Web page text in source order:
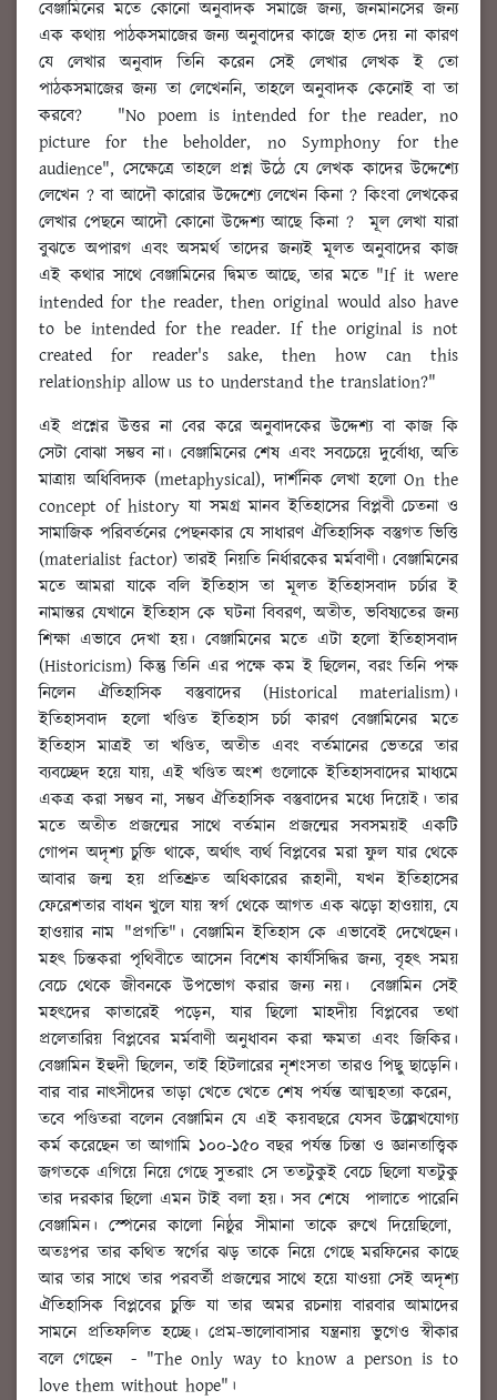
বেঞ্জামিনের মতে কোনো অনুবাদক সমাজে জন্য, জনমানসের জন্য
এক কথায় পাঠকসমাজের জন্য অনুবাদের কাজে হাত দেয় না কারণ
যে লেখার অনুবাদ তিনি করেন সেই লেখার লেখক ই তো
পাঠকসমাজের জন্য তা লেখেননি, তাহলে অনুবাদক কেনোই বা তা
করবে? "No poem is intended for the reader, no
picture for the beholder, no Symphony for the
audience", সেক্ষেত্রে তাহলে প্রশ্ন উঠে যে লেখক কাদের উদ্দেশ্যে
লেখেন ? বা আদৌ কারোর উদ্দেশ্যে লেখেন কিনা ? কিংবা লেখকের
লেখার পেছনে আদৌ কোনো উদ্দেশ্য আছে কিনা ? মূল লেখা যারা
বুঝতে অপারগ এবং অসমর্থ তাদের জন্যই মূলত অনুবাদের কাজ
এই কথার সাথে বেঞ্জামিনের দ্বিমত আছে, তার মতে "If it were
intended for the reader, then original would also have
to be intended for the reader. If the original is not
created for reader's sake, then how can this
relationship allow us to understand the translation?"
এই প্রশ্নের উত্তর না বের করে অনুবাদকের উদ্দেশ্য বা কাজ কি
সেটা বোঝা সম্ভব না। বেঞ্জামিনের শেষ এবং সবচেয়ে দুর্বোধ্য, অতি
মাত্রায় অধিবিদ্যক (metaphysical), দার্শনিক লেখা হলো On the
concept of history যা সমগ্র মানব ইতিহাসের বিপ্লবী চেতনা ও
সামাজিক পরিবর্তনের পেছনকার যে সাধারণ ঐতিহাসিক বস্তুগত ভিত্তি
(materialist factor) তারই নিয়তি নির্ধারকের মর্মবাণী। বেঞ্জামিনের
মতে আমরা যাকে বলি ইতিহাস তা মূলত ইতিহাসবাদ চর্চার ই
নামান্তর যেখানে ইতিহাস কে ঘটনা বিবরণ, অতীত, ভবিষ্যতের জন্য
শিক্ষা এভাবে দেখা হয়। বেঞ্জামিনের মতে এটা হলো ইতিহাসবাদ
(Historicism) কিন্তু তিনি এর পক্ষে কম ই ছিলেন, বরং তিনি পক্ষ
নিলেন ঐতিহাসিক বস্তুবাদের (Historical materialism)।
ইতিহাসবাদ হলো খণ্ডিত ইতিহাস চর্চা কারণ বেঞ্জামিনের মতে
ইতিহাস মাত্রই তা খণ্ডিত, অতীত এবং বর্তমানের ভেতরে তার
ব্যবচ্ছেদ হয়ে যায়, এই খণ্ডিত অংশ গুলোকে ইতিহাসবাদের মাধ্যমে
একত্র করা সম্ভব না, সম্ভব ঐতিহাসিক বস্তুবাদের মধ্যে দিয়েই। তার
মতে অতীত প্রজন্মের সাথে বর্তমান প্রজন্মের সবসময়ই একটি
গোপন অদৃশ্য চুক্তি থাকে, অর্থাৎ ব্যর্থ বিপ্লবের মরা ফুল যার থেকে
আবার জন্ম হয় প্রতিশ্রুত অধিকারের রূহানী, যখন ইতিহাসের
ফেরেশতার বাধন খুলে যায় স্বর্গ থেকে আগত এক ঝড়ো হাওয়ায়, যে
হাওয়ার নাম "প্রগতি"। বেঞ্জামিন ইতিহাস কে এভাবেই দেখেছেন।
মহৎ চিন্তকরা পৃথিবীতে আসেন বিশেষ কার্যসিদ্ধির জন্য, বৃহৎ সময়
বেচে থেকে জীবনকে উপভোগ করার জন্য নয়। বেঞ্জামিন সেই
মহৎদের কাতারেই পড়েন, যার ছিলো মাহদীয় বিপ্লবের তথা
প্রলেতারিয় বিপ্লবের মর্মবাণী অনুধাবন করা ক্ষমতা এবং জিকির।
বেঞ্জামিন ইহুদী ছিলেন, তাই হিটলারের নৃশংসতা তারও পিছু ছাড়েনি।
বার বার নাৎসীদের তাড়া খেতে খেতে শেষ পর্যন্ত আত্মহত্যা করেন,
তবে পণ্ডিতরা বলেন বেঞ্জামিন যে এই কয়বছরে যেসব উল্লেখযোগ্য
কর্ম করেছেন তা আগামি ১০০-১৫০ বছর পর্যন্ত চিন্তা ও জ্ঞানতাত্ত্বিক
জগতকে এগিয়ে নিয়ে গেছে সুতরাং সে ততটুকুই বেচে ছিলো যতটুকু
তার দরকার ছিলো এমন টাই বলা হয়। সব শেষে পালাতে পারেনি
বেঞ্জামিন। স্পেনের কালো নিষ্ঠুর সীমানা তাকে রুখে দিয়েছিলো,
অতঃপর তার কথিত স্বর্গের ঝড় তাকে নিয়ে গেছে মরফিনের কাছে
আর তার সাথে তার পরবর্তী প্রজন্মের সাথে হয়ে যাওয়া সেই অদৃশ্য
ঐতিহাসিক বিপ্লবের চুক্তি যা তার অমর রচনায় বারবার আমাদের
সামনে প্রতিফলিত হচ্ছে। প্রেম-ভালোবাসার যন্ত্রনায় ভুগেও স্বীকার
বলে গেছেন - "The only way to know a person is to
love them without hope"।